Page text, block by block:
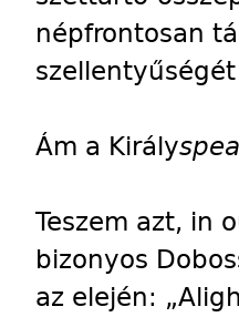
népfrontosan
Ám a Király
Teszem azt, in
bizonyos
az elején: